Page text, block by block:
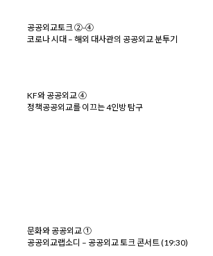
공공외교토크 ②-④
코로나 시대 – 해외 대사관의 공공외교 분투기
KF와 공공외교 ④
정책공공외교를 이끄는 4인방 탐구
문화와 공공외교 ①
공공외교랩소디 – 공공외교 토크 콘서트 (19:30)